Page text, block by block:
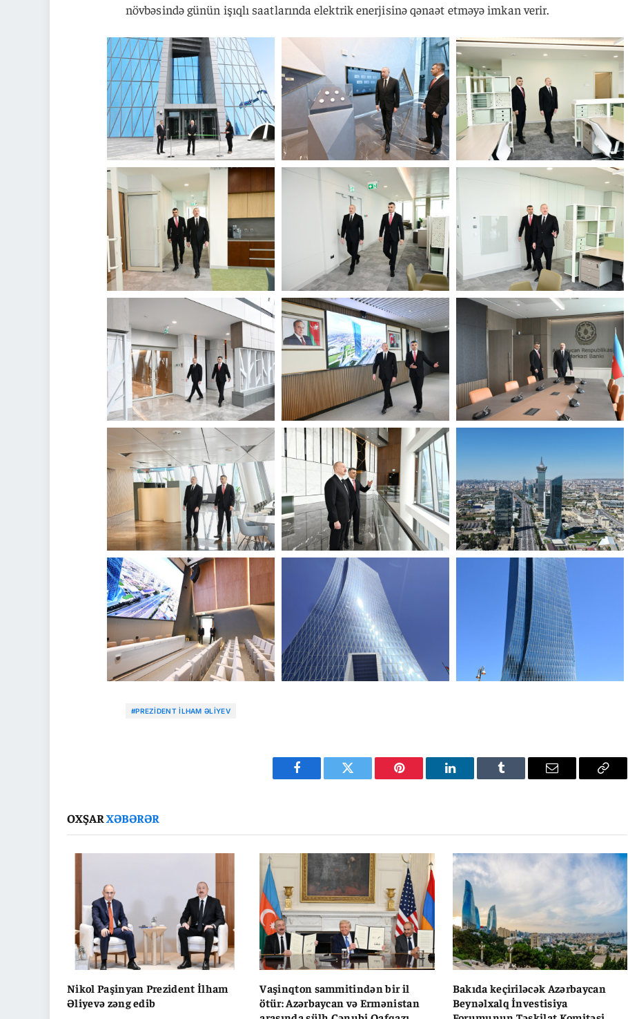
növbəsində günün işıqlı saatlarında elektrik enerjisinə qənaət etməyə imkan verir.
#PREZIDENT İLHAM ƏLIYEV
Facebook Twitter Pinterest LinkedIn Tumblr Email
Copy
OXŞARXƏBƏRƏR
Nikol Paşinyan Prezident İlham
Əliyevə zəng edib
Vaşinqton sammitindən bir il
ötür: Azərbaycan və Ermənistan
Bakıda keçiriləcək Azərbaycan
Beynəlxalq İnvestisiya